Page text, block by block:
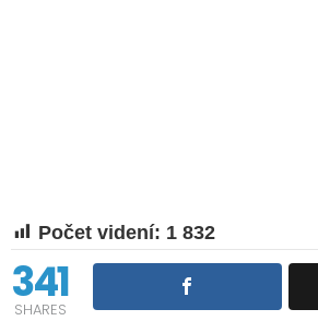
Počet videní: 1 832
341
SHARES